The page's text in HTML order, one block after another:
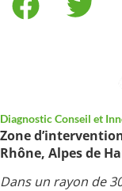
Diagnostic Conseil et
Zone
Rhône, Alpes de
Dans un rayon de